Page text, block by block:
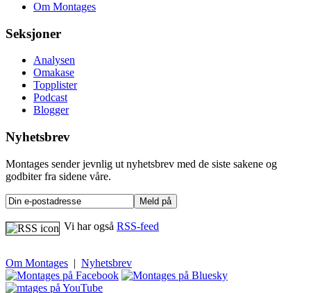
Om Montages
Seksjoner
Analysen
Omakase
Topplister
Podcast
Blogger
Nyhetsbrev
Montages sender jevnlig ut nyhetsbrev med de siste sakene og
godbiter fra sidene våre.
Vi har også RSS-feed
Om Montages | Nyhetsbrev